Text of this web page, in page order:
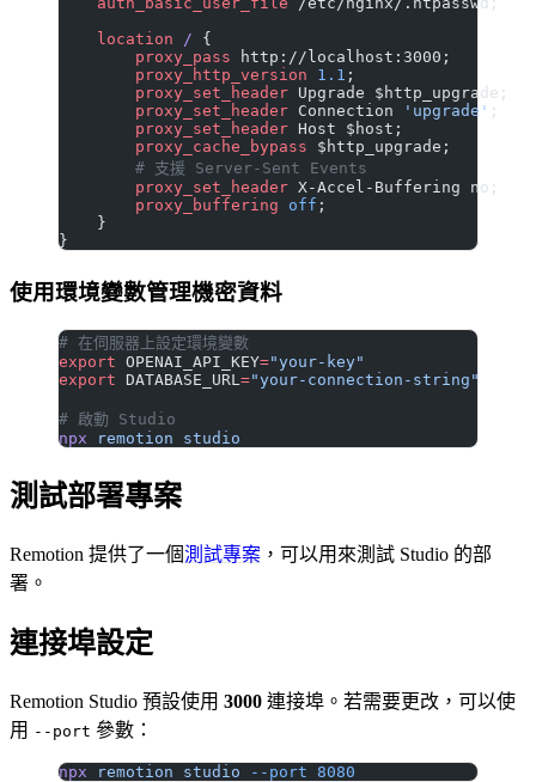
    location
/ {
        proxy_pass
http://localhost:3000;
        proxy_http_version
1.1 ;
        proxy_set_header
Upgrade $http_upgrade;
        proxy_set_header
Connection 'upgrade' ;
        proxy_set_header
Host $host;
        proxy_cache_bypass
$http_upgrade;
        # 支援 Server-Sent Events
        proxy_set_header
X-Accel-Buffering no;
        proxy_buffering
off ;
    }
}
使用環境變數管理機密資料
# 在伺服器上設定環境變數
export OPENAI_API_KEY="your-key"
export DATABASE_URL ="your-connection-string"
# 啟動 Studio
npx remotion studio
測試部署專案
Remotion 提供了一個測試專案 ，可以用來測試 Studio 的部
署。
連接埠設定
Remotion Studio 預設使用 3000 連接埠。若需要更改，可以使
用 --port 參數：
npx remotion studio --port 8080